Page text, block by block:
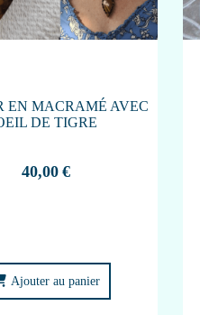
EN MACRAMÉ AVEC
DE TIGRE
40,00€
Ajouter au panier